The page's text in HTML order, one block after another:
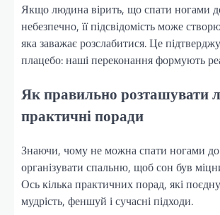
Якщо людина вірить, що спати ногами
небезпечно, її підсвідомість може
яка заважає розслабитися. Це
плацебо: наші переконання формують
Як правильно розташувати
практичні поради
Знаючи, чому не можна спати ногами
організувати спальню, щоб сон був
Ось кілька практичних порад, які
мудрість, феншуй і сучасні підходи.